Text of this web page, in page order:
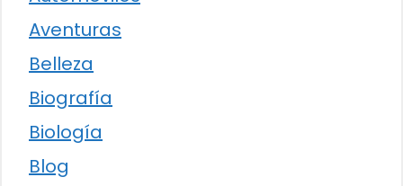
Aventuras
Belleza
Biografía
Biología
Blog